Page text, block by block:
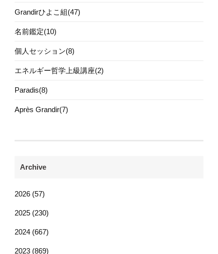
Grandirひよこ組(47)
名前鑑定(10)
個人セッション(8)
エネルギー哲学上級講座(2)
Paradis(8)
Après Grandir(7)
Archive
2026 (57)
2025 (230)
2024 (667)
2023 (869)